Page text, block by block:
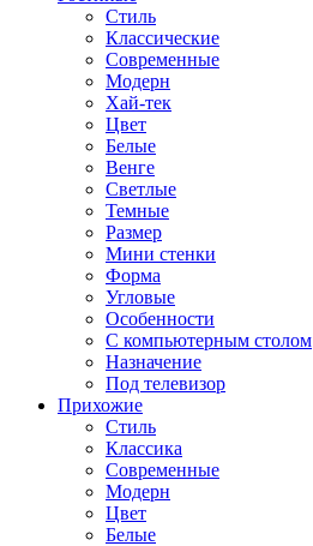
Стиль
Классические
Современные
Модерн
Хай-тек
Цвет
Белые
Венге
Светлые
Темные
Размер
Мини стенки
Форма
Угловые
Особенности
С компьютерным столом
Назначение
Под телевизор
Прихожие
Стиль
Классика
Современные
Модерн
Цвет
Белые